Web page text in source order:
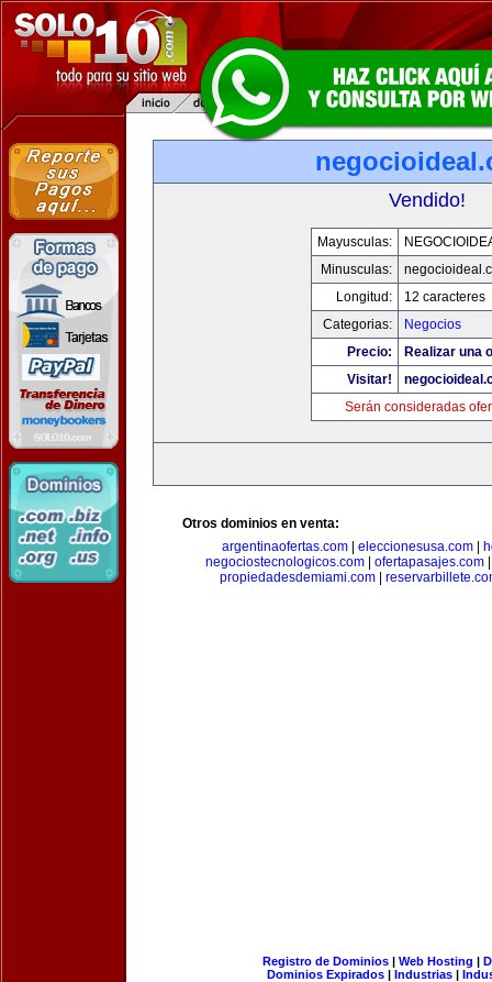
Vendido!
Mayusculas:
Minusculas:
Longitud:
12 caracteres
Categorias:
Negocios
Precio:
Realizar una
Visitar!
Serán consideradas
Otros dominios en venta:
argentinaofertas.com| eleccionesusa.com|
negociostecnologicos.com
ofertapasajes.com
propiedadesdemiami.com
Registro de Dominios| Web Hosting |
Dominios Expirados | Industrias |